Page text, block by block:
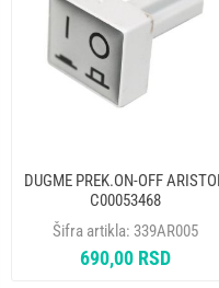
DUGME PREK.ON-OFF
C00053468
Šifra artikla: 339AR005
690,00 RSD